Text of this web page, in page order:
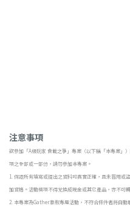
注意事項
欲參加「A級玩家 食載之爭」專案（以下稱「本專案」
項之全部或一部份，請勿參加本專案。
1. 保證所有填寫或提出之資料均真實正確，且未冒用
加資格。活動獎項不得兌換成現金或其它產品，亦不可
2. 本專案為Gather車款專屬活動，不符合條件者將自動